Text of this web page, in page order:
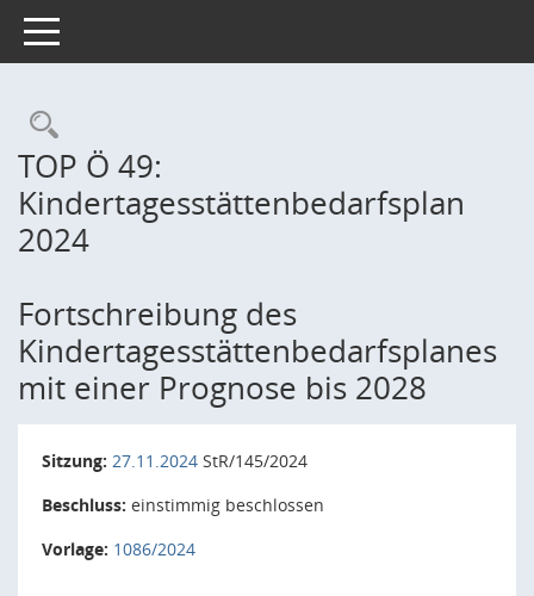
Toggle navigation
Rechercheauswahl
TOP Ö 49:
Kindertagesstättenbedarfsplan
2024
Fortschreibung des
Kindertagesstättenbedarfsplanes
mit einer Prognose bis 2028
Sitzung: 27.11.2024 StR/145/2024
Beschluss: einstimmig beschlossen
Vorlage: 1086/2024